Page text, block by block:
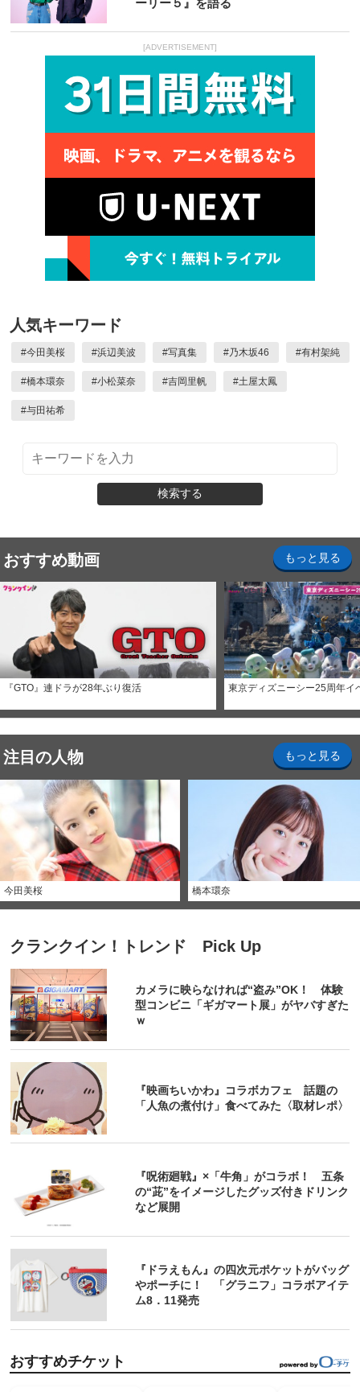
[ADVERTISEMENT]
人気キーワード
#今田美桜 #浜辺美波 #写真集 #乃木坂46 #有村架純
#橋本環奈 #小松菜奈 #吉岡里帆 #土屋太鳳
#与田祐希
検索する
おすすめ動画 もっと見る
『GTO』連ドラが28年ぶり復活 東京ディズニーシー25周年イ
注目の人物 もっと見る
今田美桜 橋本環奈
クランクイン！トレンド Pick Up
カメラに映らなければ“盗み”OK！ 体験
型コンビニ「ギガマート展」がヤバすぎた
ｗ
『映画ちいかわ』コラボカフェ 話題の
「人魚の煮付け」食べてみた〈取材レポ〉
『呪術廻戦』×「牛角」がコラボ！ 五条
の“茈”をイメージしたグッズ付きドリンク
など展開
『ドラえもん』の四次元ポケットがバッグ
やポーチに！ 「グラニフ」コラボアイテ
ム8．11発売
おすすめチケット